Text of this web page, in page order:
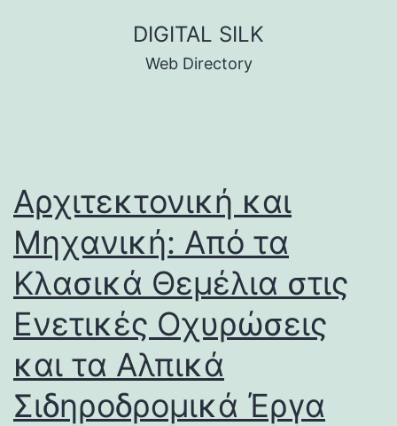
DIGITAL SILK
Web Directory
Αρχιτεκτονική και
Μηχανική: Από τα
Κλασικά Θεμέλια στις
Ενετικές Οχυρώσεις
και τα Αλπικά
Σιδηροδρομικά Έργα